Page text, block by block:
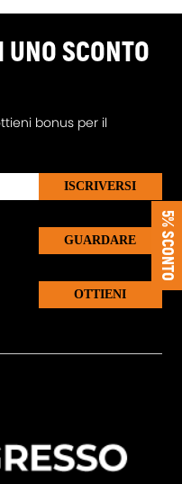
5% SCONTO
SCONTO
bonus per il
ISCRIVERSI
GUARDARE
OTTIENI